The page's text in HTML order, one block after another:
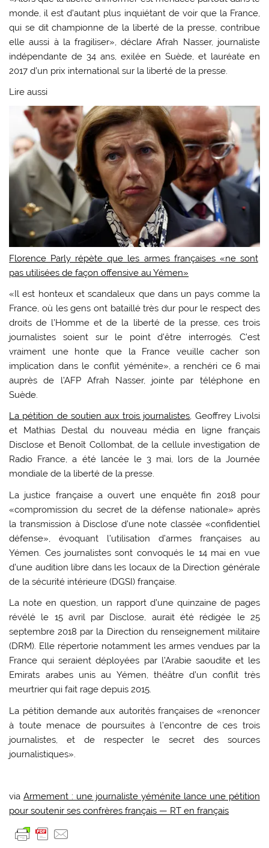
monde, il est d’autant plus inquiétant de voir que la France,
qui se dit championne de la liberté de la presse, contribue
elle aussi à la fragiliser», déclare Afrah Nasser, journaliste
indépendante de 34 ans, exilée en Suède, et lauréate en
2017 d’un prix international sur la liberté de la presse.
Lire aussi
Florence Parly répète que les armes françaises «ne sont
pas utilisées de façon offensive au Yémen»
«Il est honteux et scandaleux que dans un pays comme la
France, où les gens ont bataillé très dur pour le respect des
droits de l’Homme et de la liberté de la presse, ces trois
journalistes soient sur le point d’être interrogés. C’est
vraiment une honte que la France veuille cacher son
implication dans le conflit yéménite», a renchéri ce 6 mai
auprès de l’AFP Afrah Nasser, jointe par téléphone en
Suède.
La pétition de soutien aux trois journalistes, Geoffrey Livolsi
et Mathias Destal du nouveau média en ligne français
Disclose et Benoît Collombat, de la cellule investigation de
Radio France, a été lancée le 3 mai, lors de la Journée
mondiale de la liberté de la presse.
La justice française a ouvert une enquête fin 2018 pour
«compromission du secret de la défense nationale» après
la transmission à Disclose d’une note classée «confidentiel
défense», évoquant l’utilisation d’armes françaises au
Yémen. Ces journalistes sont convoqués le 14 mai en vue
d’une audition libre dans les locaux de la Direction générale
de la sécurité intérieure (DGSI) française.
La note en question, un rapport d’une quinzaine de pages
révélé le 15 avril par Disclose, aurait été rédigée le 25
septembre 2018 par la Direction du renseignement militaire
(DRM). Elle répertorie notamment les armes vendues par la
France qui seraient déployées par l’Arabie saoudite et les
Emirats arabes unis au Yémen, théâtre d’un conflit très
meurtrier qui fait rage depuis 2015.
La pétition demande aux autorités françaises de «renoncer
à toute menace de poursuites à l’encontre de ces trois
journalistes, et de respecter le secret des sources
journalistiques».
viaArmement : une journaliste yéménite lance une pétition
pour soutenir ses confrères français — RT en français